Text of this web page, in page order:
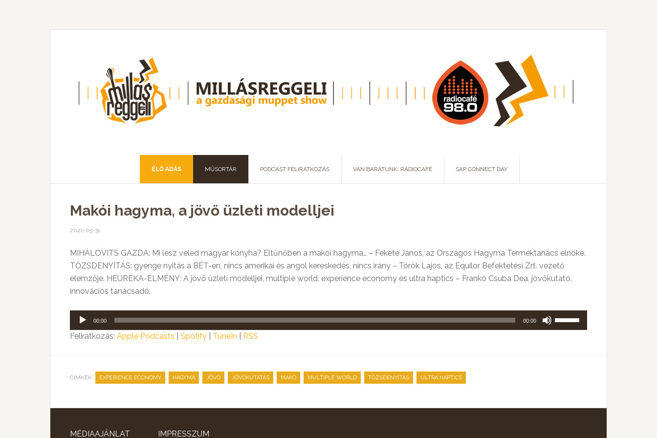
ÉLŐ ADÁS MŰSORTÁR PODCAST FELIRATKOZÁS VAN BARÁTUNK: RADIOCAFÉ SAP CONNECT DAY
Makói hagyma, a jövő üzleti modelljei
2021-05-31
MIHÁLOVITS GAZDA: Mi lesz veled magyar konyha? Eltűnőben a makói hagyma… – Fekete János, az Országos Hagyma Terméktanács elnöke.
TŐZSDENYITÁS: gyenge nyitás a BÉT-en, nincs amerikai és angol kereskedés, nincs irány – Török Lajos, az Equilor Befektetési Zrt. vezető
elemzője. HEURÉKA-ÉLMÉNY: A jövő üzleti modelljei, multiple world, experience economy és ultra haptics – Frankó Csuba Dea, jövőkutató,
innovációs tanácsadó.
Audió
lejátszó
00:00 00:00
hangerő
illetőleg
Feliratkozás: Apple Podcasts Spotify TuneIn RSS
CÍMKÉK: EXPERIENCE ECONOMY , HAGYMA , JÖVŐ , JÖVŐKUTATÁS , MAKÓ , MULTIPLE WORLD , TŐZSDENYITÁS , ULTRA HAPTICS
MÉDIAAJÁNLAT IMPRESSZUM